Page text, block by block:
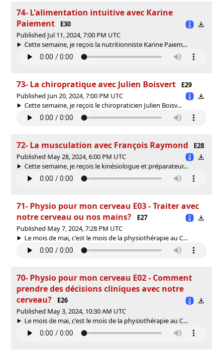
74- L'alimentation intuitive avec Karine
Paiement
E30
Published Jul 11, 2024, 7:00 PM UTC
Cette semaine, je reçois la nutritionniste Karine Paiem...
73- La chiropratique avec Julien Boisvert
E29
Published Jun 20, 2024, 7:00 PM UTC
Cette semaine, je reçois le chiropraticien Julien Boisv...
72- La musculation avec François Raymond
E28
Published May 28, 2024, 6:00 PM UTC
Cette semaine, je reçois le kinésiologue et préparateur...
71- Physio pour mon cerveau E03 - Traiter avec
notre cerveau ou nos mains?
E27
Published May 7, 2024, 7:28 PM UTC
Le mois de mai, c'est le mois de la physiothérapie au C...
70- Physio pour mon cerveau E02 - Comment
prendre des décisions cliniques avec notre
cerveau?
E26
Published May 3, 2024, 10:30 AM UTC
Le mois de mai, c'est le mois de la physiothérapie au C...